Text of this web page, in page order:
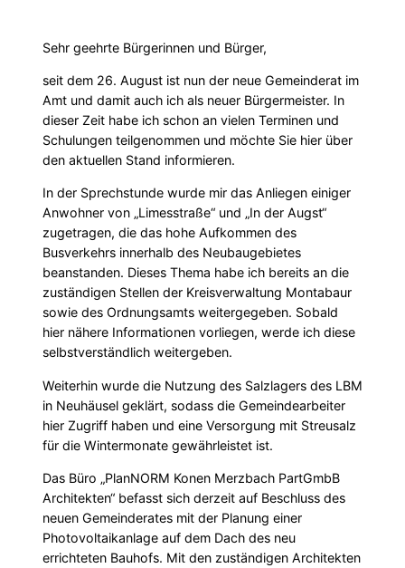
Sehr geehrte Bürgerinnen und Bürger,
seit dem 26. August ist nun der neue Gemeinderat im
Amt und damit auch ich als neuer Bürgermeister. In
dieser Zeit habe ich schon an vielen Terminen und
Schulungen teilgenommen und möchte Sie hier über
den aktuellen Stand informieren.
In der Sprechstunde wurde mir das Anliegen einiger
Anwohner von „Limesstraße“ und „In der Augst“
zugetragen, die das hohe Aufkommen des
Busverkehrs innerhalb des Neubaugebietes
beanstanden. Dieses Thema habe ich bereits an die
zuständigen Stellen der Kreisverwaltung Montabaur
sowie des Ordnungsamts weitergegeben. Sobald
hier nähere Informationen vorliegen, werde ich diese
selbstverständlich weitergeben.
Weiterhin wurde die Nutzung des Salzlagers des LBM
in Neuhäusel geklärt, sodass die Gemeindearbeiter
hier Zugriff haben und eine Versorgung mit Streusalz
für die Wintermonate gewährleistet ist.
Das Büro „PlanNORM Konen Merzbach PartGmbB
Architekten“ befasst sich derzeit auf Beschluss des
neuen Gemeinderates mit der Planung einer
Photovoltaikanlage auf dem Dach des neu
errichteten Bauhofs. Mit den zuständigen Architekten